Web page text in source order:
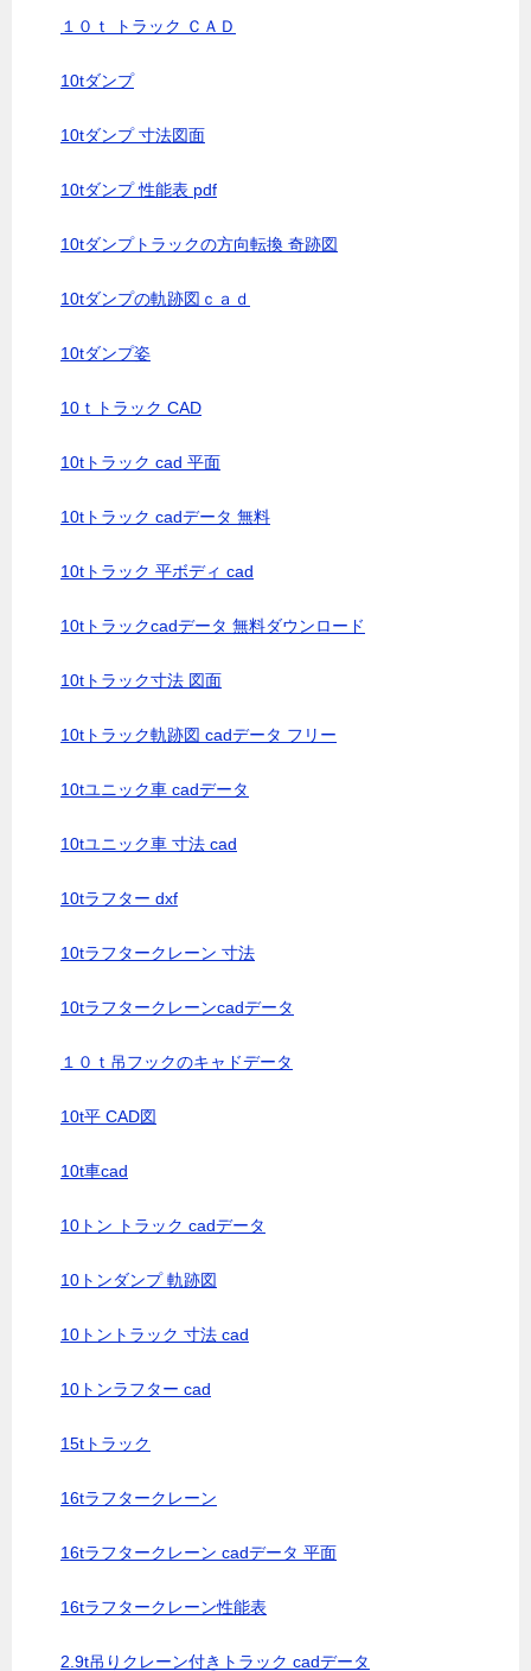
１０ｔ トラック ＣＡＤ
10tダンプ
10tダンプ 寸法図面
10tダンプ 性能表 pdf
10tダンプトラックの方向転換 奇跡図
10tダンプの軌跡図ｃａｄ
10tダンプ姿
10ｔトラック CAD
10tトラック cad 平面
10tトラック cadデータ 無料
10tトラック 平ボディ cad
10tトラックcadデータ 無料ダウンロード
10tトラック寸法 図面
10tトラック軌跡図 cadデータ フリー
10tユニック車 cadデータ
10tユニック車 寸法 cad
10tラフター dxf
10tラフタークレーン 寸法
10tラフタークレーンcadデータ
１０ｔ吊フックのキャドデータ
10t平 CAD図
10t車cad
10トン トラック cadデータ
10トンダンプ 軌跡図
10トントラック 寸法 cad
10トンラフター cad
15tトラック
16tラフタークレーン
16tラフタークレーン cadデータ 平面
16tラフタークレーン性能表
2.9t吊りクレーン付きトラック cadデータ